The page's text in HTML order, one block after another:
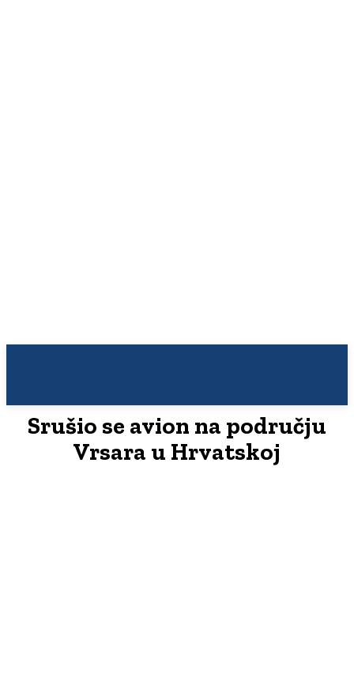
Srušio se avion na području
Vrsara u Hrvatskoj